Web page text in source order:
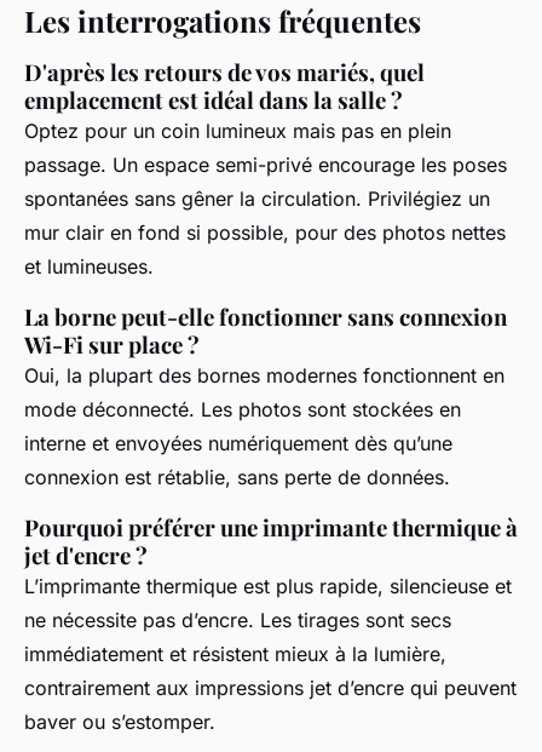
Les interrogations fréquentes
D'après les retours de vos mariés, quel
emplacement est idéal dans la salle ?
Optez pour un coin lumineux mais pas en plein
passage. Un espace semi-privé encourage les poses
spontanées sans gêner la circulation. Privilégiez un
mur clair en fond si possible, pour des photos nettes
et lumineuses.
La borne peut-elle fonctionner sans connexion
Wi-Fi sur place ?
Oui, la plupart des bornes modernes fonctionnent en
mode déconnecté. Les photos sont stockées en
interne et envoyées numériquement dès qu’une
connexion est rétablie, sans perte de données.
Pourquoi préférer une imprimante thermique à
jet d'encre ?
L’imprimante thermique est plus rapide, silencieuse et
ne nécessite pas d’encre. Les tirages sont secs
immédiatement et résistent mieux à la lumière,
contrairement aux impressions jet d’encre qui peuvent
baver ou s’estomper.